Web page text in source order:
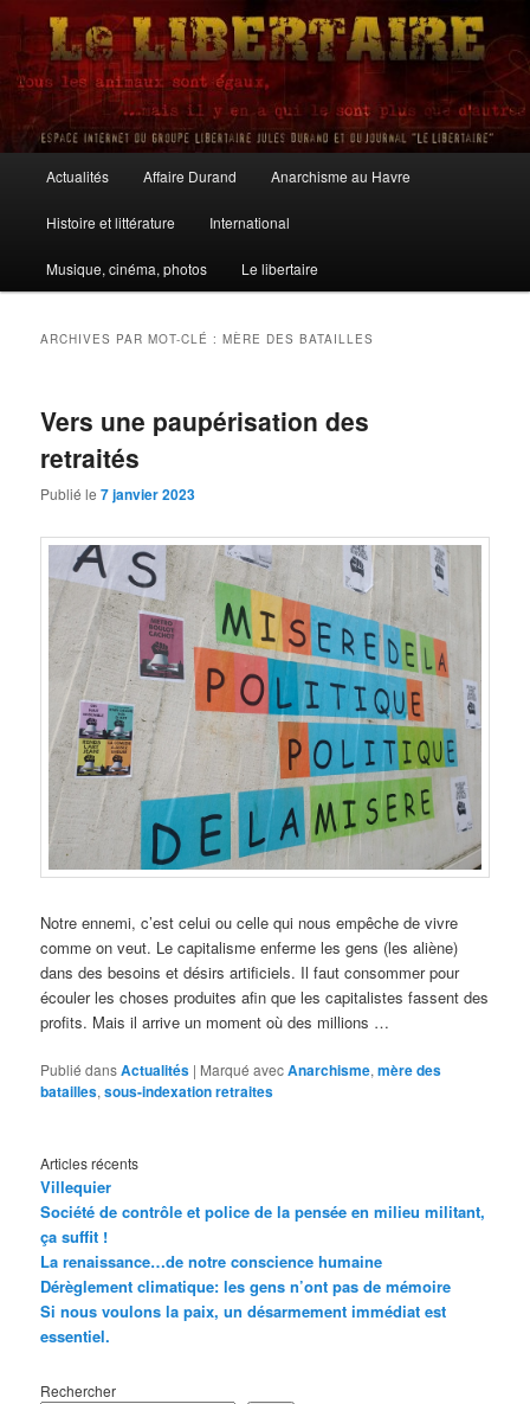
Aller
contenu
principal
Aller
contenu
secondaire
Le Libertaire
principal
Actualités Affaire Durand Anarchisme au Havre
Histoire et littérature International
Musique, cinéma, photos Le libertaire
ARCHIVES PAR MOT-CLÉ :MÈRE DES BATAILLES
Vers une paupérisation des
retraités
Publié le7 janvier 2023
Notre ennemi, c’est celui ou celle qui nous empêche de vivre
comme on veut. Le capitalisme enferme les gens (les aliène)
dans des besoins et désirs artificiels. Il faut consommer pour
écouler les choses produites afin que les capitalistes fassent des
profits. Mais il arrive un moment où des millions …
Publié dansActualités | Marqué avecAnarchisme,mère des
batailles,sous-indexation retraites
Articles récents
Villequier
Société de contrôle et police de la pensée en milieu militant,
ça suffit !
La renaissance…de notre conscience humaine
Dérèglement climatique: les gens n’ont pas de mémoire
Si nous voulons la paix, un désarmement immédiat est
essentiel.
Rechercher